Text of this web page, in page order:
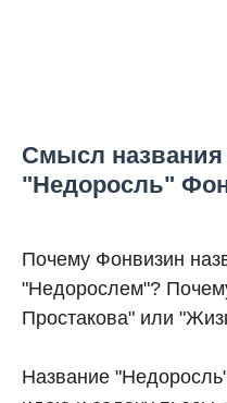
Смысл названия
"Недоросль"
Почему Фонвизин
"Недорослем"?
Простакова" или
Название